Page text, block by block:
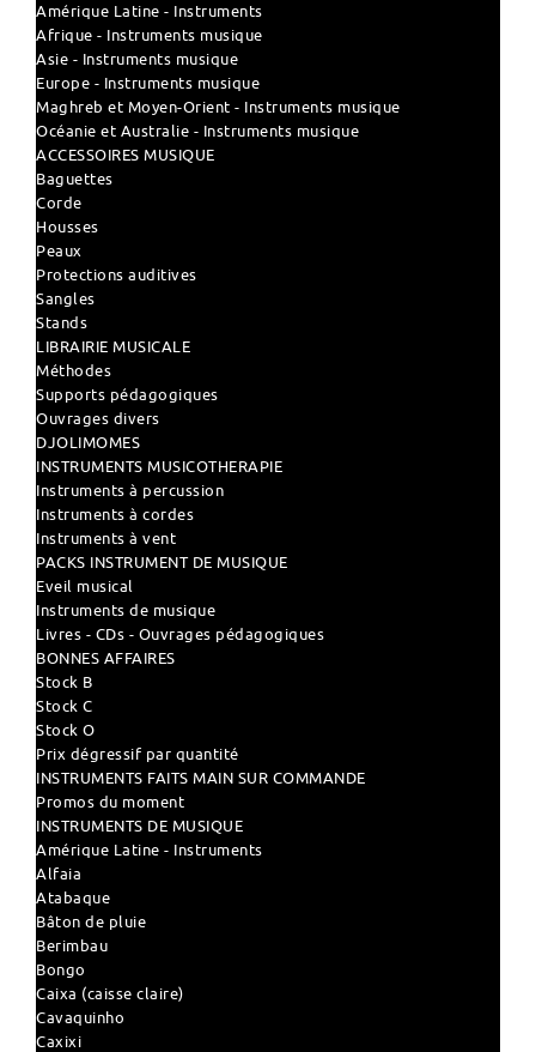
Amérique Latine - Instruments
Afrique - Instruments musique
Asie - Instruments musique
Europe - Instruments musique
Maghreb et Moyen-Orient - Instruments musique
Océanie et Australie - Instruments musique
ACCESSOIRES MUSIQUE
Baguettes
Corde
Housses
Peaux
Protections auditives
Sangles
Stands
LIBRAIRIE MUSICALE
Méthodes
Supports pédagogiques
Ouvrages divers
DJOLIMOMES
INSTRUMENTS MUSICOTHERAPIE
Instruments à percussion
Instruments à cordes
Instruments à vent
PACKS INSTRUMENT DE MUSIQUE
Eveil musical
Instruments de musique
Livres - CDs - Ouvrages pédagogiques
BONNES AFFAIRES
Stock B
Stock C
Stock O
Prix dégressif par quantité
INSTRUMENTS FAITS MAIN SUR COMMANDE
Promos du moment
INSTRUMENTS DE MUSIQUE
Amérique Latine - Instruments
Alfaia
Atabaque
Bâton de pluie
Berimbau
Bongo
Caixa (caisse claire)
Cavaquinho
Caxixi